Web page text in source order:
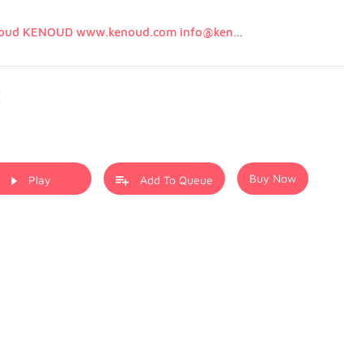
kenoud Kenoud KENOUD www.kenoud.com info@kenoud.com UD ÇÜMBÜŞ Kenoud Kenan Terlanoglu Hayranı Sayfasıdır. Sanatçıya istedigi Takdirde Tüm bilgileri Web Sitesi ve Domain Hakkı Teslim Edilecektir. gökhan ege GÖKHAN EGE gokhan ege GOKHAN EGE www.gokhanege.com info@gokhanege.com 02126594128 05519715791 05326964099 Nakliye Kargo Lojistik Depolama Dağıtım Gümrük Taşımacılık AKBİL OGS HGS FAST APS , YOL , KÖPRÜ , OTOYOL , ULAŞIM , UÇAK , VAPUR, HIZLI TREN , MARMARAY , OTOBÜS, TAKSİ , TRAMWAY , METRO , METROBÜS, TELEFERİK, YHT , TRAMVAY,METRO,HAVARAY, Ulaşım, Otoyollar, Köprüler, Tüneller, Haberleşme, Enerji , Araba, Projeler , Teknoloji Bilgi ve Hizmetleri
Play Add To Queue Buy Now